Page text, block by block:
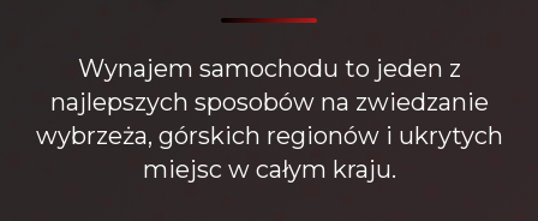
Wynajem samochodu to jeden z
najlepszych sposobów na zwiedzanie
wybrzeża, górskich regionów i ukrytych
miejsc w całym kraju.